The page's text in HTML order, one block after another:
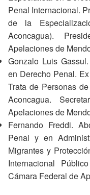
Penal Internacional.
de la
Aconcagua).
Apelaciones de
Gonzalo Luis
en Derecho Penal.
Trata de Personas
Aconcagua.
Apelaciones de
Fernando Freddi.
Penal y en
Migrantes y
Internacional
Cámara Federal de